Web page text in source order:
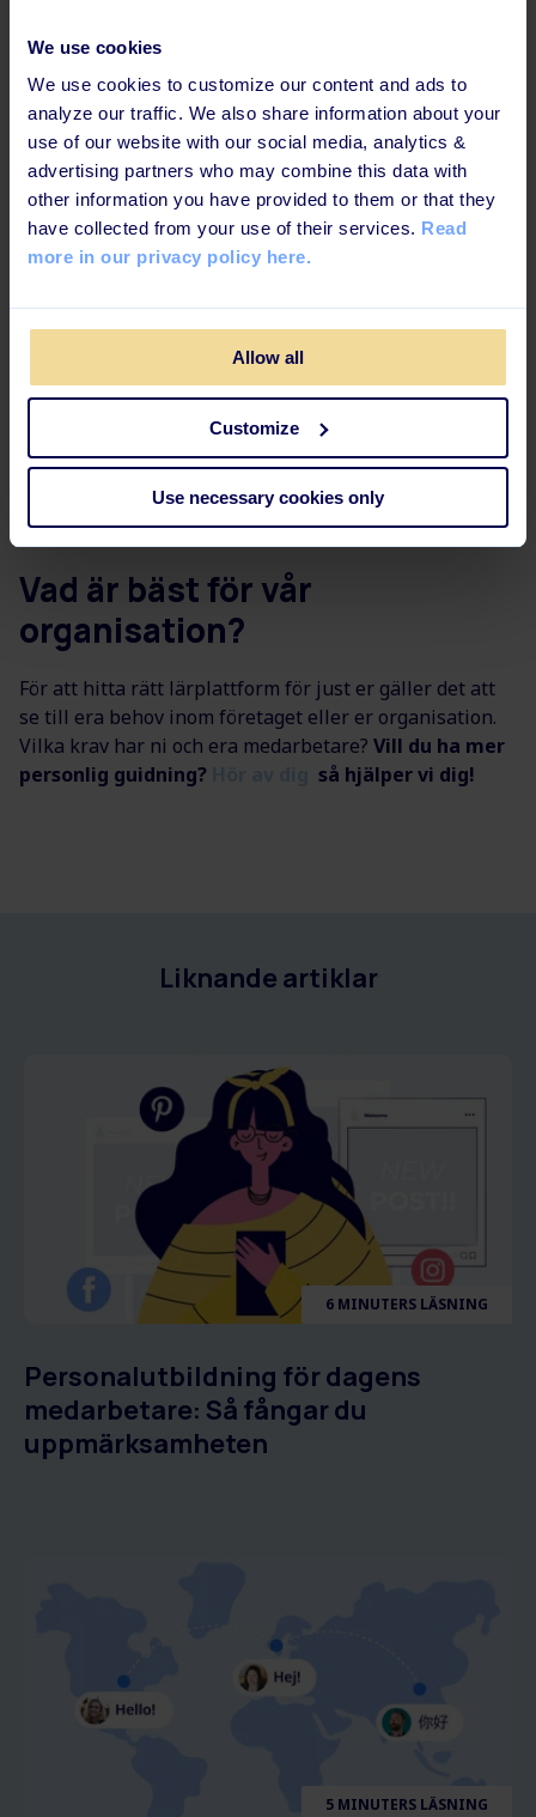
We use cookies
We use cookies to customize our content and ads to
analyze our traffic. We also share information about your
use of our website with our social media, analytics &
advertising partners who may combine this data with
other information you have provided to them or that they
have collected from your use of their services. Read
more in our privacy policy here.
Allow all
Customize
Use necessary cookies only
Gamfieratoch socialt lärande
Som administratör kan du sätta obligatoriska
lärresor men även ha lärresor som är frivilliga
Tillgängligt när som helst & var som helst på vilken
enhet du vill
Tillgång tillLearning Storemed varierade
inlärningsmetoder skapat av experter
Learning Lifecycle Platform liknar de ovan nämnda på
många sätt vilket kan göra det svårt att jämföra ibland.
LLP är ett stängt system och inte anpassad för
utbildningsverksamheter.
Vad är bäst för vår
organisation?
För att hitta rätt lärplattform för just er gäller det att
se till era behov inom företaget eller er organisation.
Vilka krav har ni och era medarbetare? Vill du ha mer
personlig guidning?
så hjälper vi dig!
Liknande artiklar
6 MINUTERS LÄSNING
Personalutbildning för dagens
medarbetare: Så fångar du
uppmärksamheten
5 MINUTERS LÄSNING